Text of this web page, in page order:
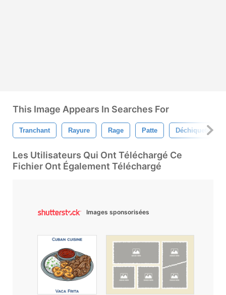
This Image Appears In Searches For
Tranchant Rayure Rage Patte Déchiqueter
Les Utilisateurs Qui Ont Téléchargé Ce
Fichier Ont Également Téléchargé
Images sponsorisées